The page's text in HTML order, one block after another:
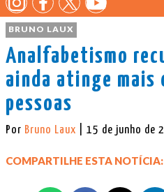
BRUNO LAUX
Analfabetismo
ainda atinge mais
pessoas
Por Bruno Laux | 15 de junho de
COMPARTILHE ESTA NOTÍCIA: